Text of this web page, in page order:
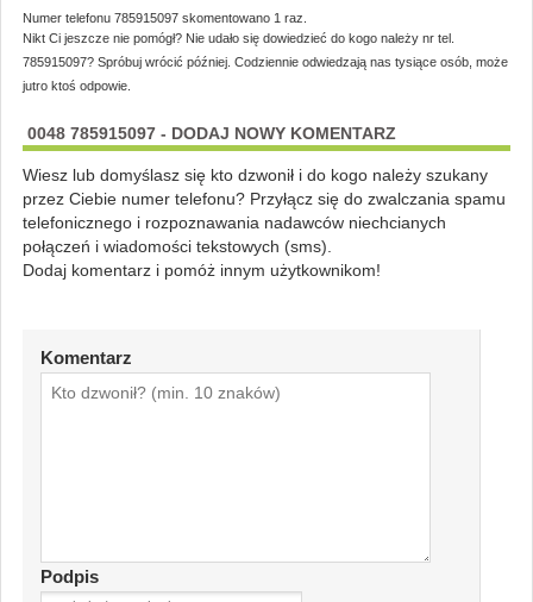
Numer telefonu 785915097 skomentowano 1 raz.
Nikt Ci jeszcze nie pomógł? Nie udało się dowiedzieć do kogo należy nr tel.
785915097? Spróbuj wrócić później. Codziennie odwiedzają nas tysiące osób, może
jutro ktoś odpowie.
0048 785915097 - DODAJ NOWY KOMENTARZ
Wiesz lub domyślasz się kto dzwonił i do kogo należy szukany
przez Ciebie numer telefonu? Przyłącz się do zwalczania spamu
telefonicznego i rozpoznawania nadawców niechcianych
połączeń i wiadomości tekstowych (sms).
Dodaj komentarz i pomóż innym użytkownikom!
Komentarz
Podpis